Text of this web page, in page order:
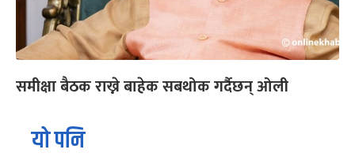
समीक्षा बैठक राख्ने बाहेक सबथोक गर्दैछन् ओली
यो पनि